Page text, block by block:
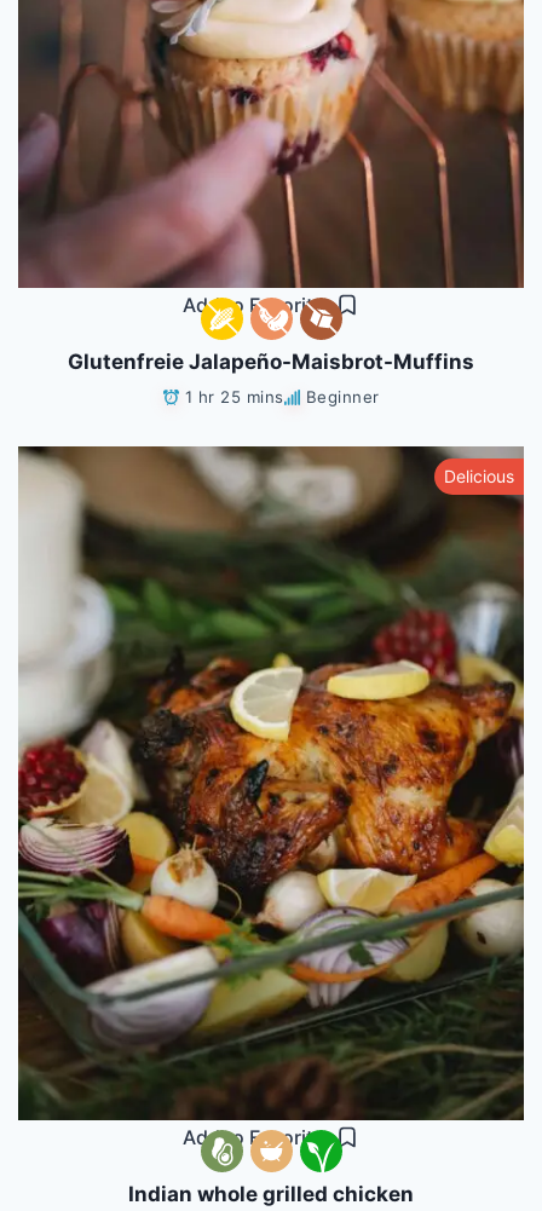
Add to Favorites
Glutenfreie Jalapeño-Maisbrot-Muffins
1 hr 25 mins Beginner
Add to Favorites
Delicious
Indian whole grilled chicken